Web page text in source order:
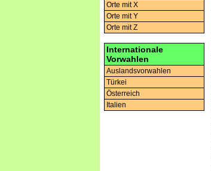
Orte mit X
Orte mit Y
Orte mit Z
Internationale
Vorwahlen
Auslandsvorwahlen
Türkei
Österreich
Italien